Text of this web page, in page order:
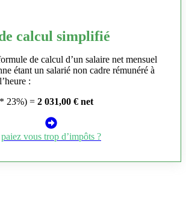
calcul simplifié
de calcul d’un salaire net mensuel
étant un salarié non cadre rémunéré à
:
23%) = 2 031,00 € net
paiez vous trop d’impôts ?